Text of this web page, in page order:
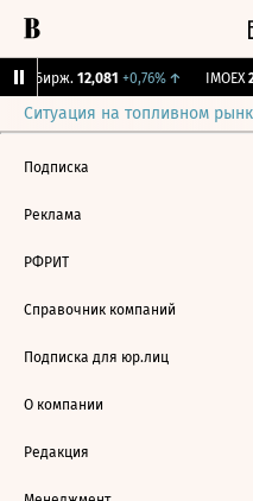
CNY Бирж. 12,081 +0,76%↑ IMOEX 2
Ситуация на топливном
Подписка
Реклама
РФРИТ
Справочник компаний
Подписка для юр.лиц
О компании
Редакция